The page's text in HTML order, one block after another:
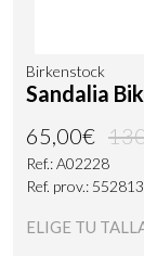
Birkenstock
Sandalia
65,00€
Ref.: A02228
Ref. prov.: 552813
ELIGE TU